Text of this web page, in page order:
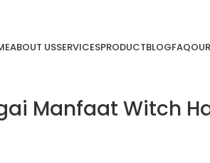
ABOUT USSERVICESPRODUCTBLOGFAQ
Manfaat Witch